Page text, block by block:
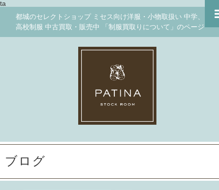
ta
都城のセレクトショップ ミセス向け洋服・小物取扱い 中学、
高校制服 中古買取・販売中 「制服買取りについて」のページ
ブログ